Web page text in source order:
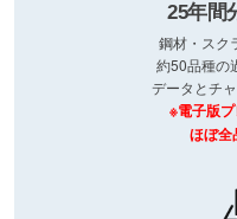
25年間
鋼材・スク
約50品種の
データとチ
※電子版
ほぼ全